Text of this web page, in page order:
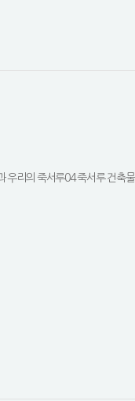
리의 죽서루04 죽서루 건축